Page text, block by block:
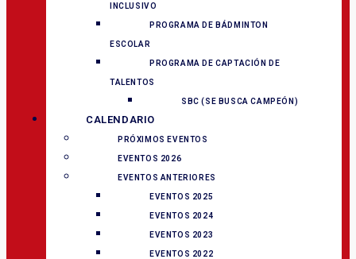
INCLUSIVO
PROGRAMA DE BÁDMINTON
ESCOLAR
PROGRAMA DE CAPTACIÓN DE
TALENTOS
SBC (SE BUSCA CAMPEÓN)
CALENDARIO
PRÓXIMOS EVENTOS
EVENTOS 2026
EVENTOS ANTERIORES
EVENTOS 2025
EVENTOS 2024
EVENTOS 2023
EVENTOS 2022